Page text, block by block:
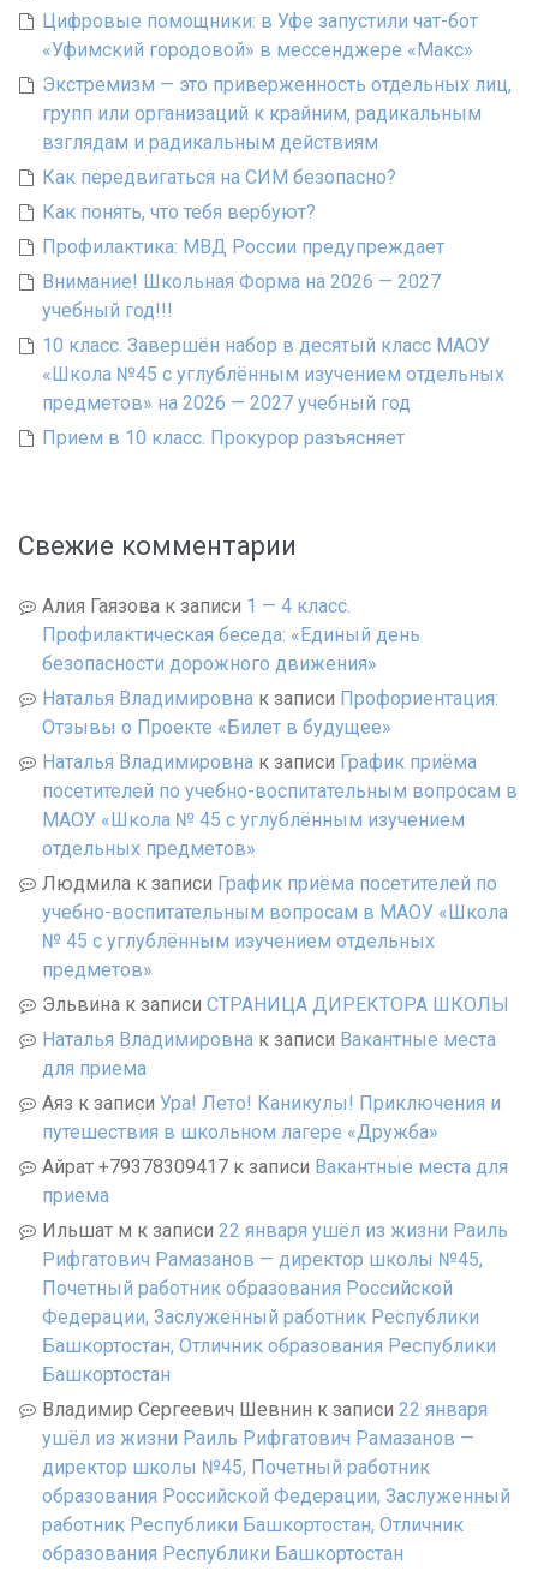
Цифровые помощники: в Уфе запустили чат-бот
«Уфимский городовой» в мессенджере «Макс»
Экстремизм — это приверженность отдельных лиц,
групп или организаций к крайним, радикальным
взглядам и радикальным действиям
Как передвигаться на СИМ безопасно?
Как понять, что тебя вербуют?
Профилактика: МВД России предупреждает
Внимание! Школьная Форма на 2026 — 2027
учебный год!!!
10 класс. Завершён набор в десятый класс МАОУ
«Школа №45 с углублённым изучением отдельных
предметов» на 2026 — 2027 учебный год
Прием в 10 класс. Прокурор разъясняет
Свежие комментарии
Алия Гаязова к записи 1 — 4 класс.
Профилактическая беседа: «Единый день
безопасности дорожного движения»
Наталья Владимировна к записи Профориентация:
Отзывы о Проекте «Билет в будущее»
Наталья Владимировна к записи График приёма
посетителей по учебно-воспитательным вопросам в
МАОУ «Школа № 45 с углублённым изучением
отдельных предметов»
Людмила к записи График приёма посетителей по
учебно-воспитательным вопросам в МАОУ «Школа
№ 45 с углублённым изучением отдельных
предметов»
Эльвина к записи СТРАНИЦА ДИРЕКТОРА ШКОЛЫ
Наталья Владимировна к записи Вакантные места
для приема
Аяз к записи Ура! Лето! Каникулы! Приключения и
путешествия в школьном лагере «Дружба»
Айрат +79378309417 к записи Вакантные места для
приема
Ильшат м к записи 22 января ушёл из жизни Раиль
Рифгатович Рамазанов — директор школы №45,
Почетный работник образования Российской
Федерации, Заслуженный работник Республики
Башкортостан, Отличник образования Республики
Башкортостан
Владимир Сергеевич Шевнин к записи 22 января
ушёл из жизни Раиль Рифгатович Рамазанов —
директор школы №45, Почетный работник
образования Российской Федерации, Заслуженный
работник Республики Башкортостан, Отличник
образования Республики Башкортостан